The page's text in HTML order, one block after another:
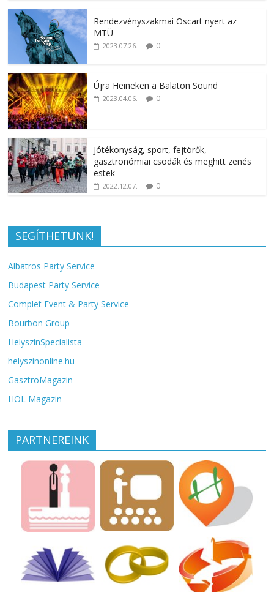
Rendezvényszakmai Oscart nyert az
MTÜ
2023.07.26. 0
Újra Heineken a Balaton Sound
2023.04.06. 0
Jótékonyság, sport, fejtörők,
gasztronómiai csodák és meghitt zenés
estek
2022.12.07. 0
SEGÍTHETÜNK!
Albatros Party Service
Budapest Party Service
Complet Event & Party Service
Bourbon Group
HelyszínSpecialista
helyszinonline.hu
GasztroMagazin
HOL Magazin
PARTNEREINK